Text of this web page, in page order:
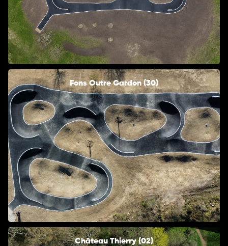
Fons Outre Gardon (30)
Château Thierry (02)